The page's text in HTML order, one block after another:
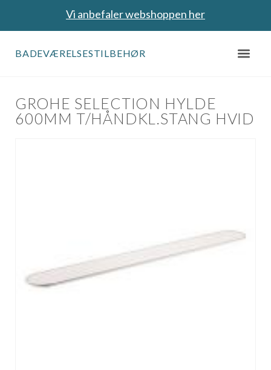
Vi anbefaler webshoppen her
BADEVÆRELSESTILBEHØR
GROHE SELECTION HYLDE
600MM T/HÅNDKL.STANG HVID